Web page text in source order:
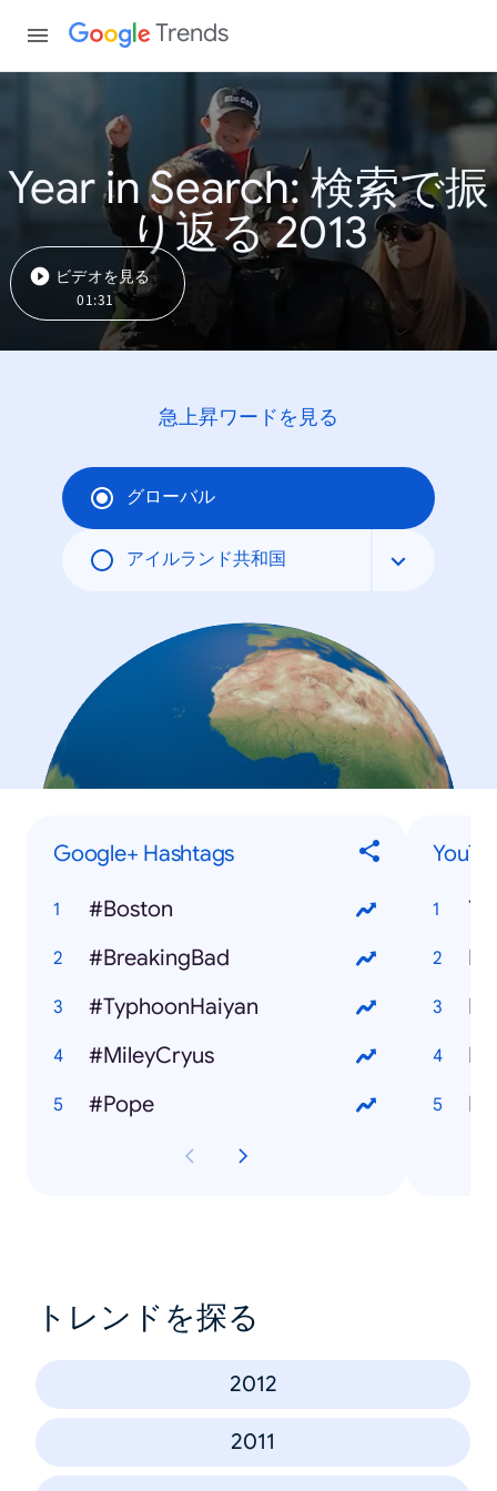
Trends
Year in Search: 検索で振
り返る 2013
ビデオを見る
01:31
急上昇ワードを見る
グローバル
アイルランド共和国
Google+ Hashtags
#Boston
#BreakingBad
#TyphoonHaiyan
#MileyCryus
#Pope
トレンドを探る
2012
2011